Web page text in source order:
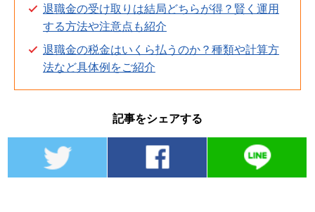
退職金の受け取りは結局どちらが得？賢く運用
する方法や注意点も紹介
退職金の税金はいくら払うのか？種類や計算方
法など具体例をご紹介
記事をシェアする